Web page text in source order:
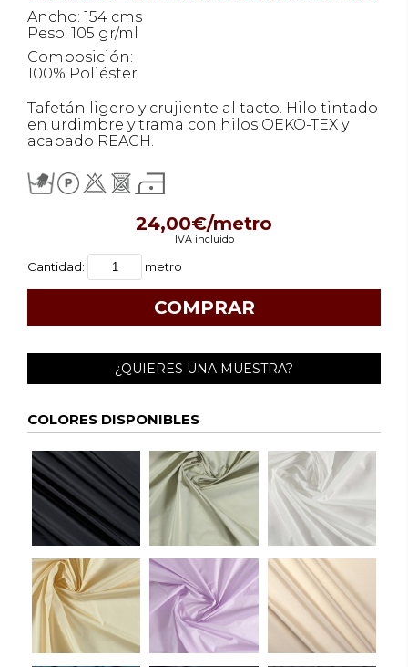
Ancho: 154 cms
Peso: 105 gr/ml
Composición:
100% Poliéster
Tafetán ligero y crujiente al tacto. Hilo tintado
en urdimbre y trama con hilos OEKO-TEX y
acabado REACH.
24,00€/metro
IVA incluido
Cantidad: metro
¿QUIERES UNA MUESTRA?
COLORES DISPONIBLES